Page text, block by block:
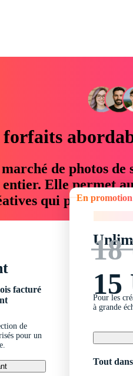
forfaits
de photos
Elle permet
qui
facturé
de
pour un
En promotion
18
15
Pour les
à grande
Tout